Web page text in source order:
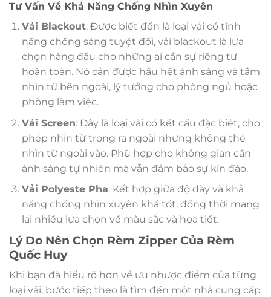
Tư Vấn Về Khả Năng Chống Nhìn Xuyên
Vải Blackout: Được biết đến là loại vải có tính
năng chống sáng tuyệt đối, vải blackout là lựa
chọn hàng đầu cho những ai cần sự riêng tư
hoàn toàn. Nó cản được hầu hết ánh sáng và tầm
nhìn từ bên ngoài, lý tưởng cho phòng ngủ hoặc
phòng làm việc.
Vải Screen: Đây là loại vải có kết cấu đặc biệt, cho
phép nhìn từ trong ra ngoài nhưng không thể
nhìn từ ngoài vào. Phù hợp cho không gian cần
ánh sáng tự nhiên mà vẫn đảm bảo sự kín đáo.
Vải Polyeste Pha: Kết hợp giữa độ dày và khả
năng chống nhìn xuyên khá tốt, đồng thời mang
lại nhiều lựa chọn về màu sắc và họa tiết.
Lý Do Nên Chọn Rèm Zipper Của Rèm
Quốc Huy
Khi bạn đã hiểu rõ hơn về ưu nhược điểm của từng
loại vải, bước tiếp theo là tìm đến một nhà cung cấp